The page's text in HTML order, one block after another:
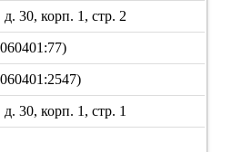
30, корп. 1, стр. 2
30, корп. 1, стр. 1